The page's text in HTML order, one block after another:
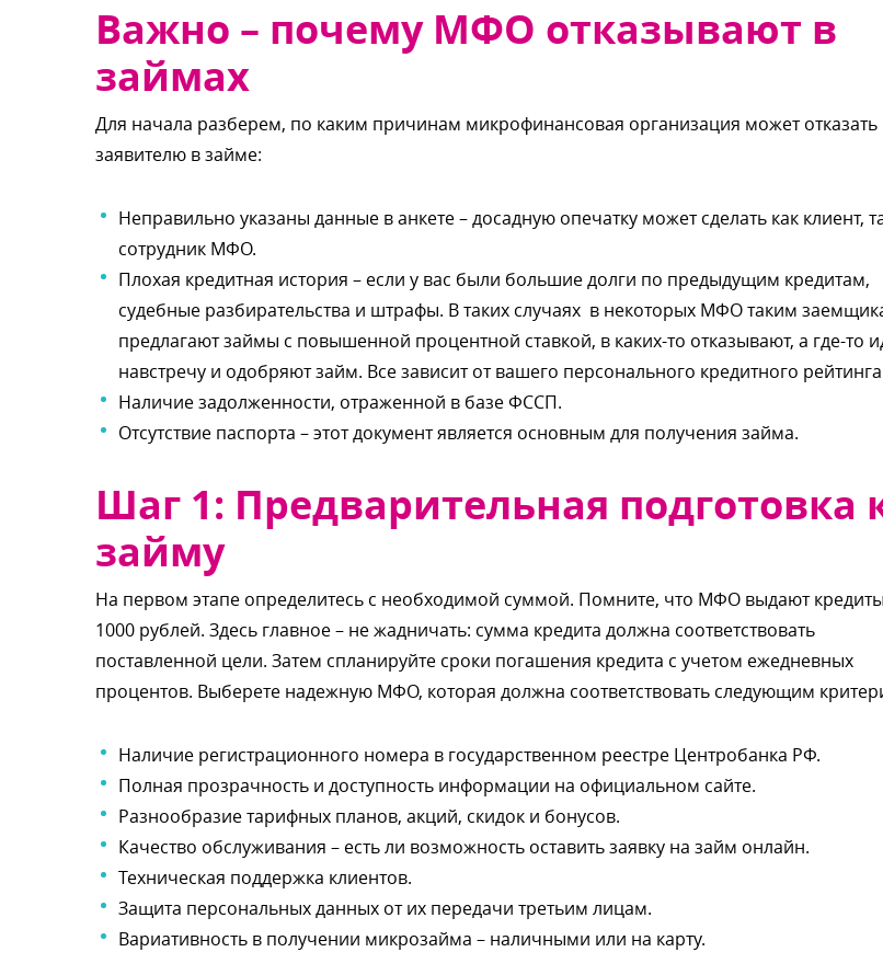
ажно – почему МФО отказывают
займах
Для начала разберем, по каким причинам микрофинансовая организация может отказать
заявителю в займе:
Неправильно указаны данные в анкете – досадную опечатку может сделать как клиент,
сотрудник МФО.
Плохая кредитная история – если у вас были большие долги по предыдущим кредитам,
судебные разбирательства и штрафы. В таких случаях в некоторых МФО таким
предлагают займы с повышенной процентной ставкой, в каких-то отказывают, а где-то
навстречу и одобряют займ. Все зависит от вашего персонального кредитного
Наличие задолженности, отраженной в базе ФССП.
Отсутствие паспорта – этот документ является основным для получения займа.
Шаг 1: Предварительная подготовка
займу
На первом этапе определитесь с необходимой суммой. Помните, что МФО выдают
1000 рублей. Здесь главное – не жадничать: сумма кредита должна соответствовать
поставленной цели. Затем спланируйте сроки погашения кредита с учетом ежедневных
процентов. Выберете надежную МФО, которая должна соответствовать следующим
Наличие регистрационного номера в государственном реестре Центробанка РФ.
Полная прозрачность и доступность информации на официальном сайте.
Разнообразие тарифных планов, акций, скидок и бонусов.
Качество обслуживания – есть ли возможность оставить заявку на займ онлайн.
Техническая поддержка клиентов.
Защита персональных данных от их передачи третьим лицам.
ариативность в получении микрозайма – наличными или на карту.